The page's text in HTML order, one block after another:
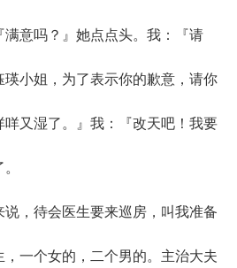
意吗？』她点点头。我：『请
瑛小姐，为了表示你的歉意，请你
又湿了。』我：『改天吧！我要
，待会医生要来巡房，叫我准备
一个女的，二个男的。主治大夫